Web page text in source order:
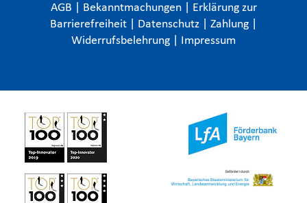
AGB
Bekanntmachungen
Erklärung zur
Barrierefreiheit
Datenschutz Zahlung
Widerrufsbelehrung
Impressum